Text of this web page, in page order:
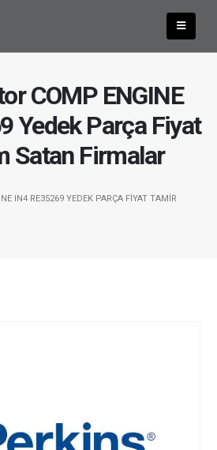
COMP ENGINE
Yedek Parça Fiyat
Satan Firmalar
IN4 RE35269 YEDEK PARÇA FIYAT TAMIR